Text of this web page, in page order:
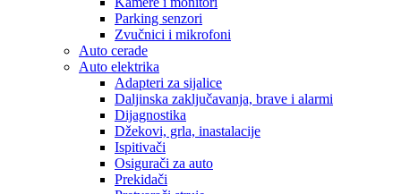
Parking senzori
Zvučnici i mikrofoni
Auto cerade
Auto elektrika
Adapteri za sijalice
Daljinska zaključavanja, brave i alarmi
Dijagnostika
Džekovi, grla, inastalacije
Ispitivači
Osigurači za auto
Prekidači